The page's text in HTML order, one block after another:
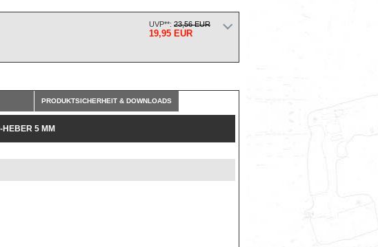
UVP**: 23,56 EUR
19,95 EUR
PRODUKTSICHERHEIT & DOWNLOADS
5 MM